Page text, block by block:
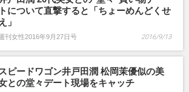
トについて直撃すると「ちょーめんどくせ
え」
刊女性2016年9月27日号 2016/9/13
スピードワゴン井戸田潤 松岡茉優似の美
との堂々デート現場をキャッチ